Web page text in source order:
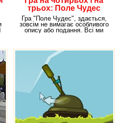
трьох: Поле Чудес
Гра "Поле Чудес", здається,
зовсім не вимагає особливого
опису або подання. Всі ми